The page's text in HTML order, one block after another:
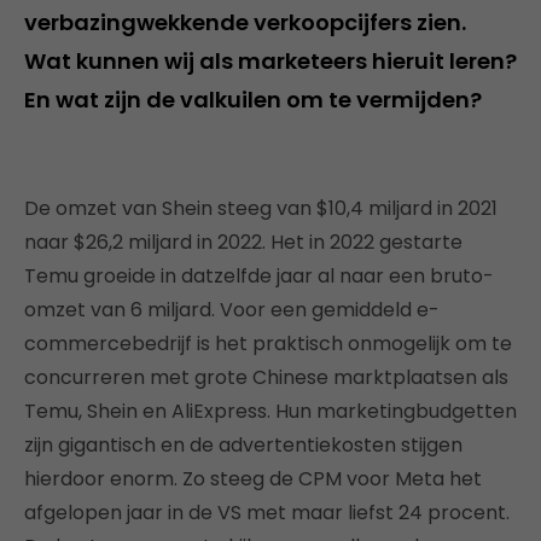
verbazingwekkende verkoopcijfers zien.
Wat kunnen wij als marketeers hieruit leren?
En wat zijn de valkuilen om te vermijden?
De omzet van Shein steeg van $10,4 miljard in 2021
naar $26,2 miljard in 2022. Het in 2022 gestarte
Temu groeide in datzelfde jaar al naar een bruto-
omzet van 6 miljard. Voor een gemiddeld e-
commercebedrijf is het praktisch onmogelijk om te
concurreren met grote Chinese marktplaatsen als
Temu, Shein en AliExpress. Hun marketingbudgetten
zijn gigantisch en de advertentiekosten stijgen
hierdoor enorm. Zo steeg de CPM voor Meta het
afgelopen jaar in de VS met maar liefst 24 procent.